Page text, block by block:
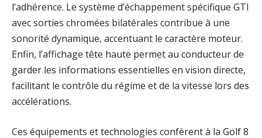
l’adhérence. Le système d’échappement spécifique GTI
avec sorties chromées bilatérales contribue à une
sonorité dynamique, accentuant le caractère moteur.
Enfin, l’affichage tête haute permet au conducteur de
garder les informations essentielles en vision directe,
facilitant le contrôle du régime et de la vitesse lors des
accélérations.
Ces équipements et technologies confèrent à la Golf 8